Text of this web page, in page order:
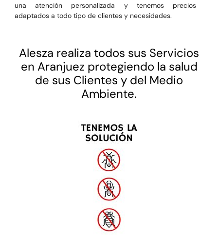
una atención personalizada y tenemos precios
adaptados a todo tipo de clientes y necesidades.
Alesza realiza todos sus Servicios
en Aranjuez protegiendo la salud
de sus Clientes y del Medio
Ambiente.